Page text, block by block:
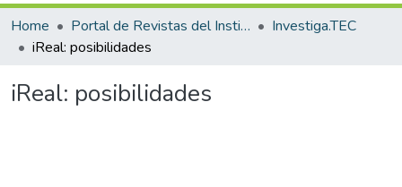
Home Portal de Revistas del Instituto Tecnológico de Costa Rica
Investiga.TEC
iReal: posibilidades
iReal: posibilidades